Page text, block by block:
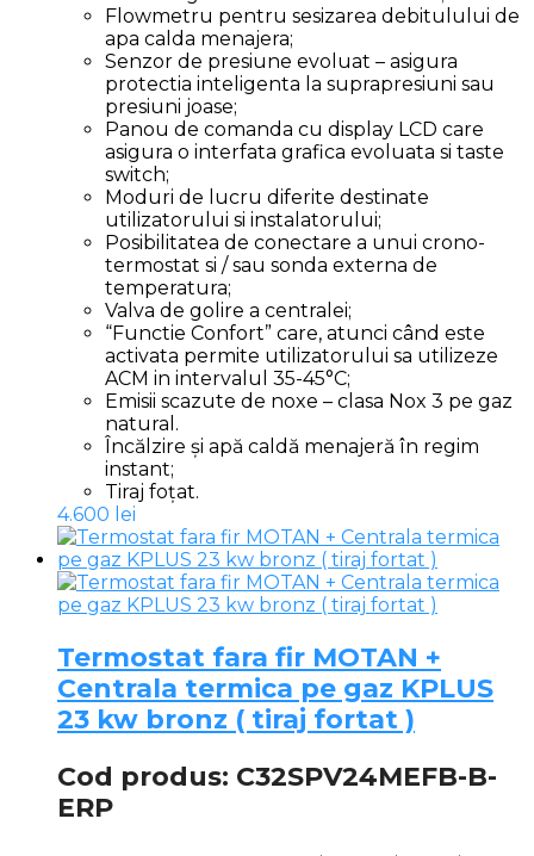
Flowmetru pentru sesizarea debitulului de
apa calda menajera;
Senzor de presiune evoluat – asigura
protectia inteligenta la suprapresiuni sau
presiuni joase;
Panou de comanda cu display LCD care
asigura o interfata grafica evoluata si taste
switch;
Moduri de lucru diferite destinate
utilizatorului si instalatorului;
Posibilitatea de conectare a unui crono-
termostat si / sau sonda externa de
temperatura;
Valva de golire a centralei;
“Functie Confort” care, atunci când este
activata permite utilizatorului sa utilizeze
ACM in intervalul 35-45°C;
Emisii scazute de noxe – clasa Nox 3 pe gaz
natural.
Încălzire și apă caldă menajeră în regim
instant;
Tiraj foțat.
4.600 lei
Termostat fara fir MOTAN +
Centrala termica pe gaz KPLUS
23 kw bronz ( tiraj fortat )
Cod produs: C32SPV24MEFB-B-
ERP